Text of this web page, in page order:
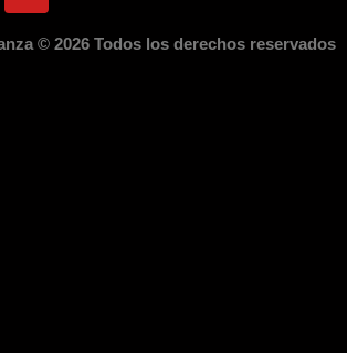
© 2026 Todos los derechos reservados